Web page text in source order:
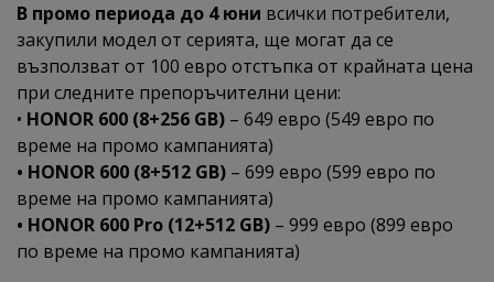
В промо периода до 4 юни всички потребители,
закупили модел от серията, ще могат да се
възползват от 100 евро отстъпка от крайната цена
при следните препоръчителни цени:
• HONOR 600 (8+256 GB) – 649 евро (549 евро по
време на промо кампанията)
• HONOR 600 (8+512 GB) – 699 евро (599 евро по
време на промо кампанията)
• HONOR 600 Pro (12+512 GB) – 999 евро (899 евро
по време на промо кампанията)